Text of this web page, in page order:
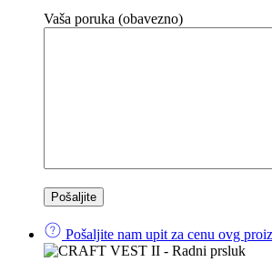
Vaša poruka (obavezno)
Pošaljite nam upit za cenu ovg